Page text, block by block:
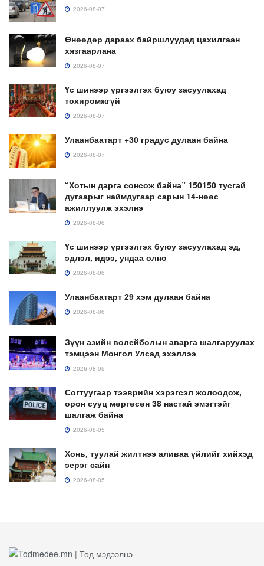
2026-08-07
Өнөөдөр дараах байршлуудад цахилгаан
хязгаарлана
2026-08-07
Үс шинээр үргээлгэх буюу засуулахад
тохиромжгүй
2026-08-07
Улаанбаатарт +30 градус дулаан байна
2026-08-07
“Хотын дарга сонсож байна” 150150 тусгай
дугаарыг наймдугаар сарын 14-нөөс
ажиллуулж эхэлнэ
2026-08-06
Үс шинээр үргээлгэх буюу засуулахад эд,
эдлэл, идээ, ундаа олно
2026-08-06
Улаанбаатарт 29 хэм дулаан байна
2026-08-06
Зүүн азийн волейболын аварга шалгаруулах
тэмцээн Монгол Улсад эхэллээ
2026-08-05
Согтуугаар тээврийн хэрэгсэл жолоодож,
орон сууц мөргөсөн 38 настай эмэгтэйг
шалгаж байна
2026-08-05
Хонь, туулай жилтнээ аливаа үйлийг хийхэд
эерэг сайн
2026-08-05